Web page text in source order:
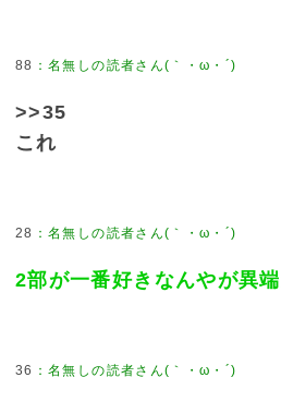
88
>>35
これ
28
2部が一番好きなんやが異端
36